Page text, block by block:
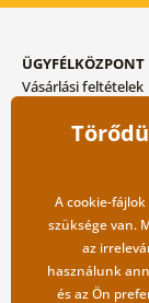
ÜGYFÉLKÖZPONT
Vásárlási feltételek
Szállítási és
A cookie-
szüksége van.
az
használunk
és az Ön